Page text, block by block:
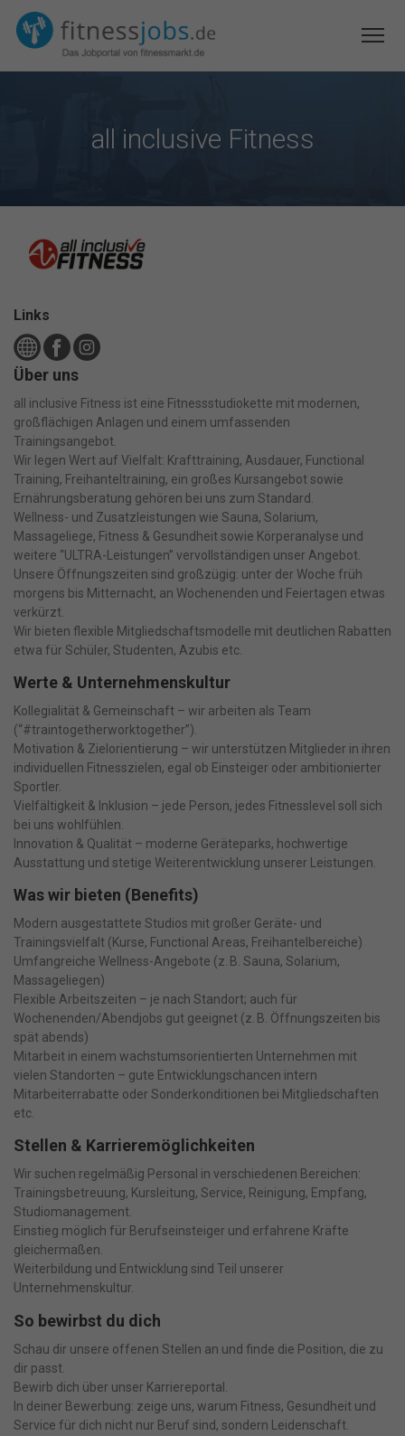
all inclusive Fitness
Links
Über uns
all inclusive Fitness ist eine Fitnessstudiokette mit modernen,
großflächigen Anlagen und einem umfassenden
Trainingsangebot.
Wir legen Wert auf Vielfalt: Krafttraining, Ausdauer, Functional
Training, Freihanteltraining, ein großes Kursangebot sowie
Ernährungsberatung gehören bei uns zum Standard.
Wellness- und Zusatzleistungen wie Sauna, Solarium,
Massageliege, Fitness & Gesundheit sowie Körperanalyse und
weitere “ULTRA-Leistungen” vervollständigen unser Angebot.
Unsere Öffnungszeiten sind großzügig: unter der Woche früh
morgens bis Mitternacht, an Wochenenden und Feiertagen etwas
verkürzt.
Wir bieten flexible Mitgliedschaftsmodelle mit deutlichen Rabatten
etwa für Schüler, Studenten, Azubis etc.
Werte & Unternehmenskultur
Kollegialität & Gemeinschaft – wir arbeiten als Team
(“#traintogetherworktogether”).
Motivation & Zielorientierung – wir unterstützen Mitglieder in ihren
individuellen Fitnesszielen, egal ob Einsteiger oder ambitionierter
Sportler.
Vielfältigkeit & Inklusion – jede Person, jedes Fitnesslevel soll sich
bei uns wohlfühlen.
Innovation & Qualität – moderne Geräteparks, hochwertige
Ausstattung und stetige Weiterentwicklung unserer Leistungen.
Was wir bieten (Benefits)
Modern ausgestattete Studios mit großer Geräte- und
Trainingsvielfalt (Kurse, Functional Areas, Freihantelbereiche)
Umfangreiche Wellness-Angebote (z. B. Sauna, Solarium,
Massageliegen)
Flexible Arbeitszeiten – je nach Standort; auch für
Wochenenden/Abendjobs gut geeignet (z. B. Öffnungszeiten bis
spät abends)
Mitarbeit in einem wachstumsorientierten Unternehmen mit
vielen Standorten – gute Entwicklungschancen intern
Mitarbeiterrabatte oder Sonderkonditionen bei Mitgliedschaften
etc.
Stellen & Karrieremöglichkeiten
Wir suchen regelmäßig Personal in verschiedenen Bereichen:
Trainingsbetreuung, Kursleitung, Service, Reinigung, Empfang,
Studiomanagement.
Einstieg möglich für Berufseinsteiger und erfahrene Kräfte
gleichermaßen.
Weiterbildung und Entwicklung sind Teil unserer
Unternehmenskultur.
So bewirbst du dich
Schau dir unsere offenen Stellen an und finde die Position, die zu
dir passt.
Bewirb dich über unser Karriereportal.
In deiner Bewerbung: zeige uns, warum Fitness, Gesundheit und
Service für dich nicht nur Beruf sind, sondern Leidenschaft.